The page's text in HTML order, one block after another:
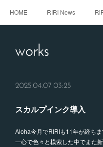
HOME RIRI News
works
2025.04.07 03:25
スカルプインク導入
Aloha今月でRIRIも11年が経ち
一心で色々と模索した中でまた